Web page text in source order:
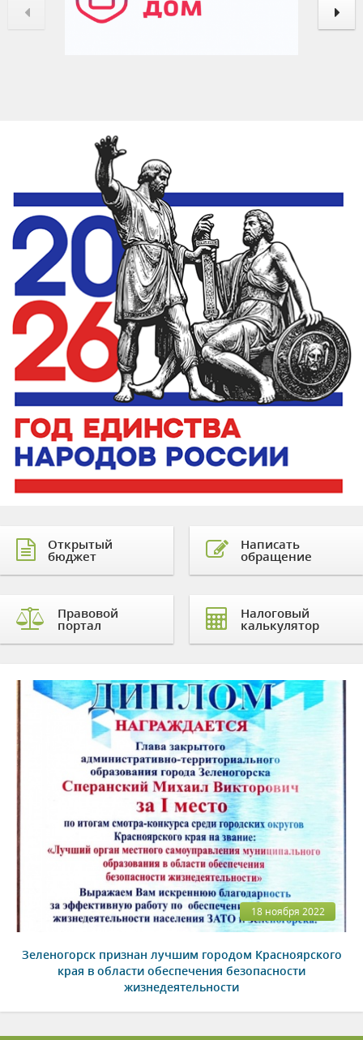
Открытый
бюджет
Правовой
портал
Написать
обращение
Налоговый
калькулятор
18 ноября 2022
Зеленогорск признан лучшим городом Красноярского
края в области обеспечения безопасности
жизнедеятельности